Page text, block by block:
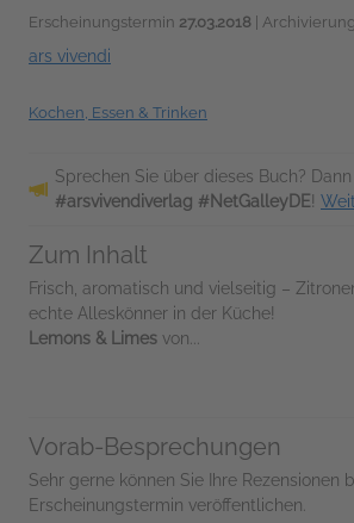
Erscheinungstermin 27.03.2018 |
ars vivendi
Kochen, Essen & Trinken
Sprechen Sie über dieses Buch?
#arsvivendiverlag #NetGalleyDE!
Zum Inhalt
Frisch, aromatisch und vielseitig –
echte Alleskönner in der Küche!
Lemons & Limes von...
Vorab-Besprechungen
Sehr gerne können Sie Ihre Rezensionen
Erscheinungstermin veröffentlichen.